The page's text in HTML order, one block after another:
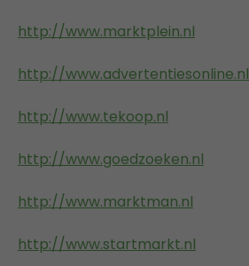
http://www.marktplein.nl
http://www.advertentiesonline.nl
http://www.tekoop.nl
http://www.goedzoeken.nl
http://www.marktman.nl
http://www.startmarkt.nl